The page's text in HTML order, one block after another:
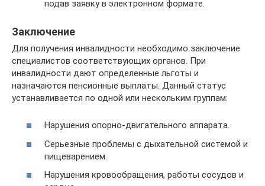
подав заявку в электронном формате.
Заключение
Для получения инвалидности необходимо заключение
специалистов соответствующих органов. При
инвалидности дают определенные льготы и
назначаются пенсионные выплаты. Данный статус
устанавливается по одной или нескольким группам:
Нарушения опорно-двигательного аппарата.
Серьезные проблемы с дыхательной системой и
пищеварением.
Нарушения кровообращения, работы сосудов и